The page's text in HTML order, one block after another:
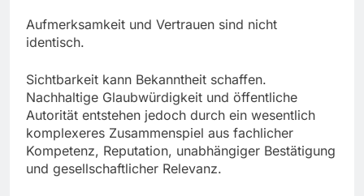
Aufmerksamkeit und Vertrauen sind nicht
identisch.
Sichtbarkeit kann Bekanntheit schaffen.
Nachhaltige Glaubwürdigkeit und öffentliche
Autorität entstehen jedoch durch ein wesentlich
komplexeres Zusammenspiel aus fachlicher
Kompetenz, Reputation, unabhängiger Bestätigung
und gesellschaftlicher Relevanz.